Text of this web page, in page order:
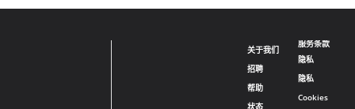
关于我们
招聘
帮助
状态
服务条款
隐私
隐私
Cookies